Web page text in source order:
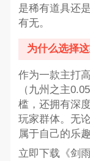
是稀有道具还
有无。
为什么选择
作为一款主打
（九州之主
槛，还拥有深
玩家群体。无
属于自己的乐趣
立即下载《剑